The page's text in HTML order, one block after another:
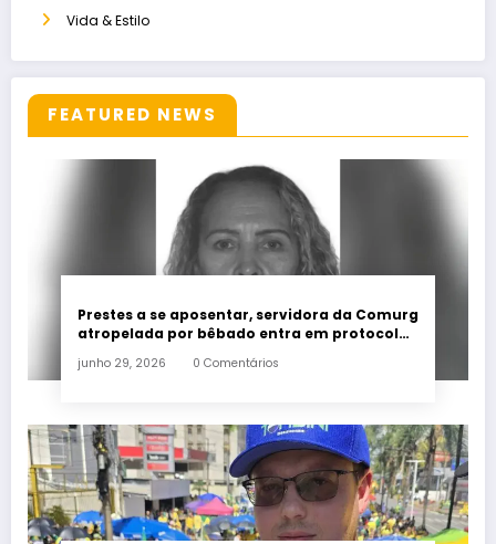
Vida & Estilo
FEATURED NEWS
Prestes a se aposentar, servidora da Comurg
atropelada por bêbado entra em protocolo
junho 29, 2026 0 Comentários